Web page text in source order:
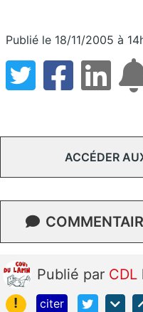
Publié le 18/11/2005 à
ACCÉDER
Publié par CDL
!
citer